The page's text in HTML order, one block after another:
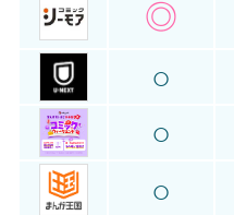
◎
○
○
○